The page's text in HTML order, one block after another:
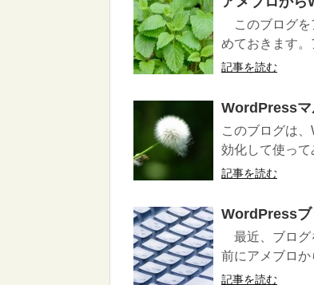
このブログを
めておきます
記事を読む
WordPressマ
このブログは
効化して使っ
記事を読む
WordPressブ
最近、ブログ
前にアメブロ
記事を読む